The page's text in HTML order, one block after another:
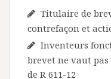
Titulaire de
contrefaçon et
Inventeurs
brevet ne vaut
de R 611-12